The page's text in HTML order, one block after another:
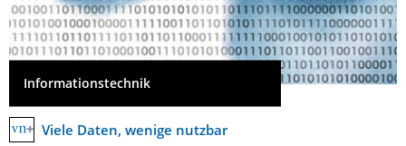
Informationstechnik
Viele Daten, wenige nutzbar